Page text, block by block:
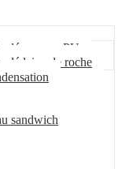
mousse PU
laine de roche
sandwich